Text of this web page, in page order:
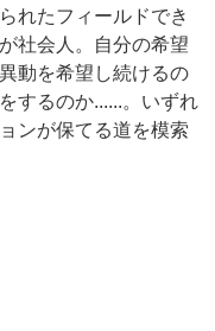
れたフィールドでき
社会人。自分の希望
動を希望し続けるの
するのか......。いずれ
ンが保てる道を模索